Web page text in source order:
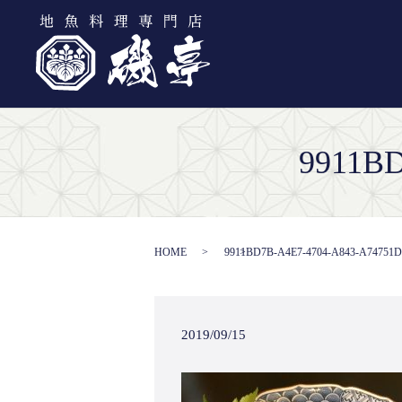
HOME 9911BD7B-A4E7-4704-A843-
2019/09/15